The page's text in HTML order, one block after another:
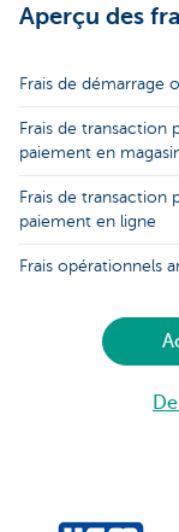
Aperçu des
Frais de démarrage
Frais de transaction
paiement en
Frais de transaction
paiement en ligne
Frais